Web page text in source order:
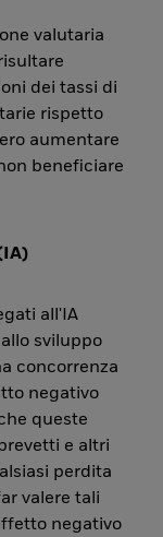
valutaria
dei tassi di
rispetto
aumentare
beneficiare
all'IA
sviluppo
concorrenza
negativo
queste
e altri
perdita
valere tali
negativo